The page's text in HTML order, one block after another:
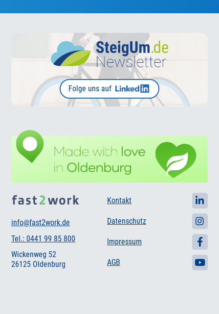
Folge uns auf
info@fast2work.de
Tel.: 0441 99 85 800
Wickenweg 52
26125 Oldenburg
Kontakt
Datenschutz
Impressum
AGB